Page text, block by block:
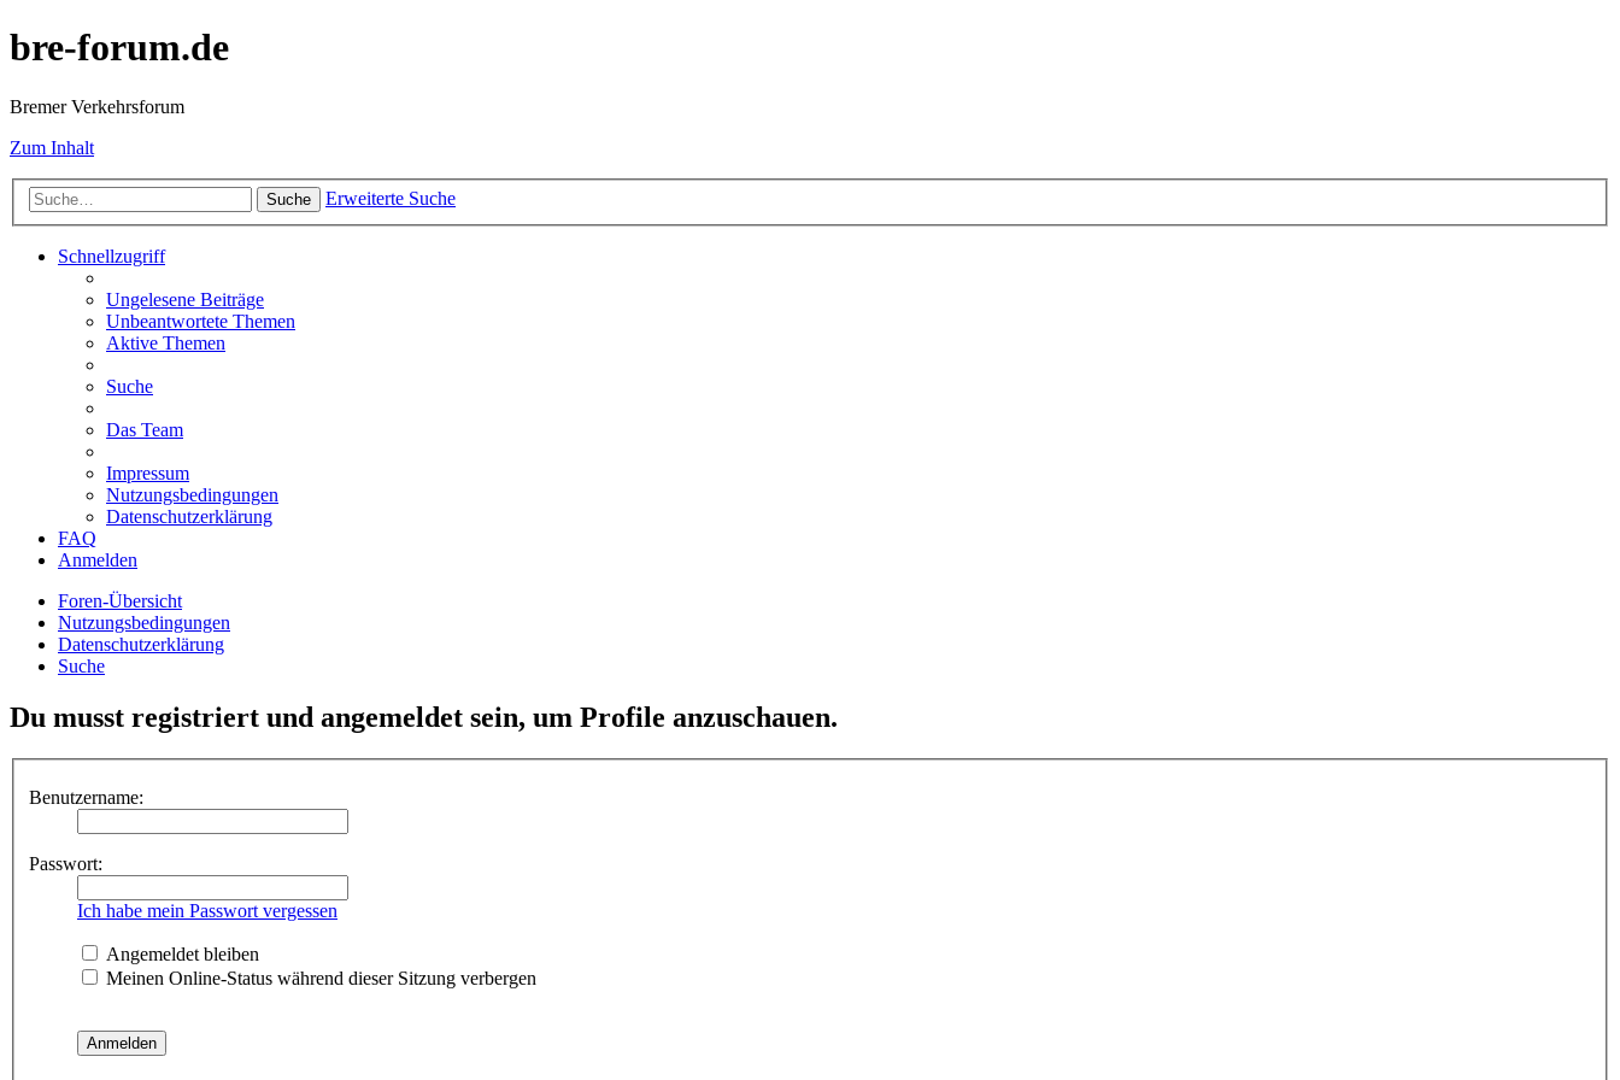
bre-forum.de
Bremer Verkehrsforum
Zum Inhalt
Suche Erweiterte Suche
Schnellzugriff
Ungelesene Beiträge
Unbeantwortete Themen
Aktive Themen
Suche
Das Team
Impressum
Nutzungsbedingungen
Datenschutzerklärung
FAQ
Anmelden
Foren-Übersicht
Nutzungsbedingungen
Datenschutzerklärung
Suche
Du musst registriert und angemeldet sein, um Profile anzuschauen.
Benutzername:
Passwort:
Ich habe mein Passwort vergessen
Angemeldet bleiben
Meinen Online-Status während dieser Sitzung verbergen